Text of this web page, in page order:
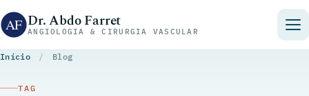
Pular para o conteúdo
Dr. Abdo Farret
ANGIOLOGIA & CIRURGIA VASCULAR
Início / Blog
TAG